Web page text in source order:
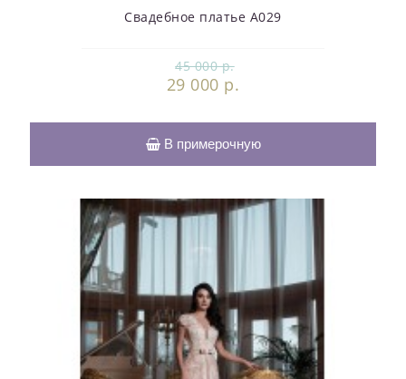
Свадебное платье А029
45 000 р.
29 000 р.
В примерочную